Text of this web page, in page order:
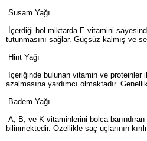
Susam Yağı
İçerdiği bol miktarda E vitamini
tutunmasını sağlar. Güçsüz kalmış ve
Hint Yağı
İçeriğinde bulunan vitamin ve proteinler
azalmasına yardımcı olmaktadır.
Badem Yağı
A, B, ve K vitaminlerini bolca
bilinmektedir. Özellikle saç uçlarının